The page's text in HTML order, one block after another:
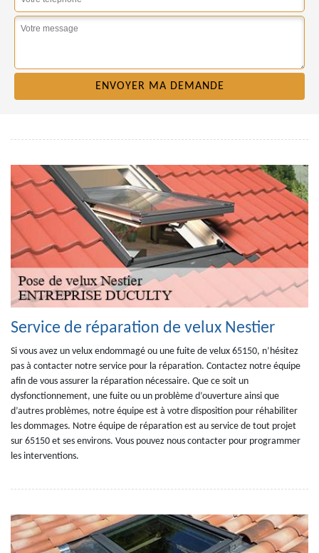
Service de réparation de velux Nestier
Si vous avez un velux endommagé ou une fuite de velux 65150, n’hésitez
pas à contacter notre service pour la réparation. Contactez notre équipe
afin de vous assurer la réparation nécessaire. Que ce soit un
dysfonctionnement, une fuite ou un problème d’ouverture ainsi que
d’autres problèmes, notre équipe est à votre disposition pour réhabiliter
les dommages. Notre équipe de réparation est au service de tout projet
sur 65150 et ses environs. Vous pouvez nous contacter pour programmer
les interventions.